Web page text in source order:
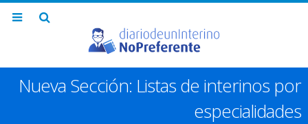
Nueva Sección: Listas de interinos por
especialidades